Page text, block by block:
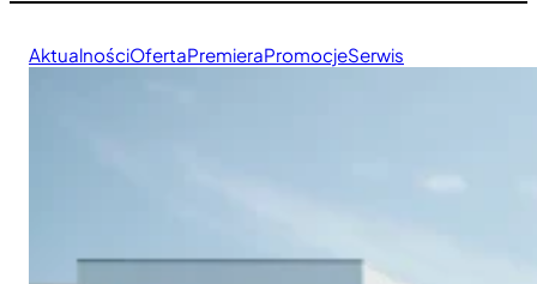
AktualnościOfertaPremieraPromocjeSerwis